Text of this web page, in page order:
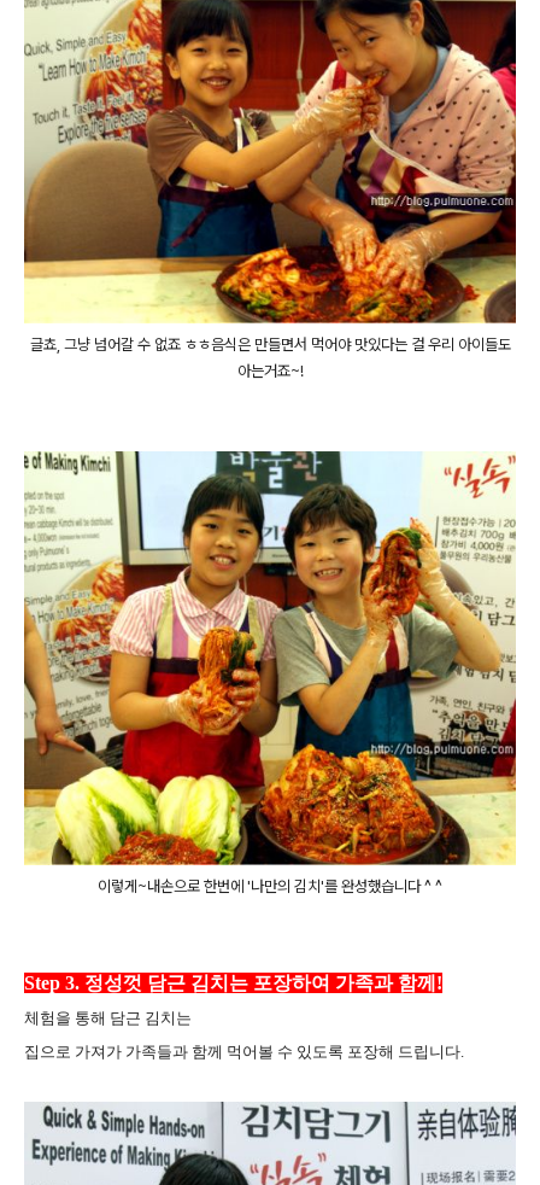
글쵸, 그냥 넘어갈 수 없죠 ㅎㅎ음식은 만들면서 먹어야 맛있다는 걸 우리 아이들도
아는거죠~!
이렇게~내손으로 한번에 '나만의 김치'를 완성했습니다 ^ ^
Step 3. 정성껏 담근 김치는 포장하여 가족과 함께!
체험을 통해 담근 김치는
집으로 가져가 가족들과 함께 먹어볼 수 있도록 포장해 드립니다.